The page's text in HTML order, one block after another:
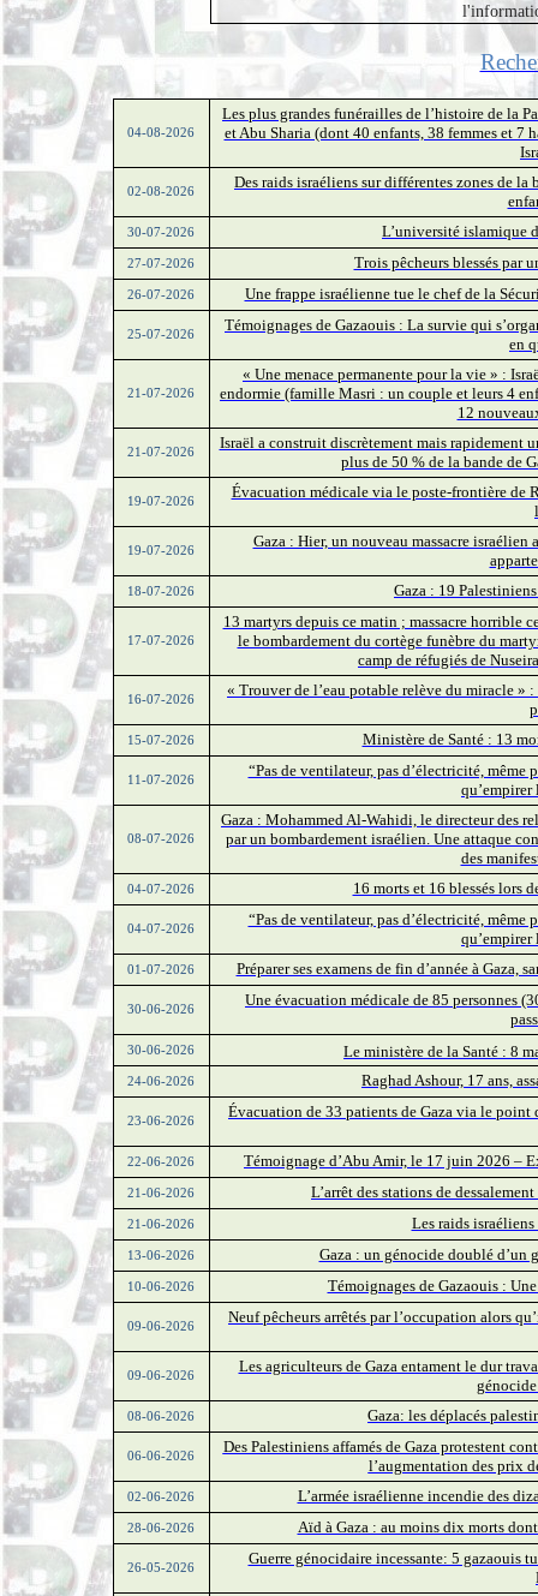
04-08-2026
Les plus grandes funérailles de l’histoire de la
et Abu Sharia (dont 40 enfants, 38 femmes et 7
02-08-2026
Des raids israéliens sur différentes zones de
30-07-2026 L’université islamique
27-07-2026 Trois pêcheurs blessés par
26-07-2026 Une frappe israélienne tue le chef de la
25-07-2026
Témoignages de Gazaouis : La survie qui
en
21-07-2026
« Une menace permanente pour la vie » :
endormie (famille Masri : un couple et leurs 4
12
21-07-2026
Israël a construit discrètement mais rapidement
plus de 50 % de la bande de
19-07-2026
Évacuation médicale via le poste-frontière de
19-07-2026
Gaza : Hier, un nouveau massacre
18-07-2026 Gaza : 19
17-07-2026
13 martyrs depuis ce matin ; massacre horrible
le bombardement du cortège funèbre du
camp de réfugiés de
16-07-2026
« Trouver de l’eau potable relève du miracle »
15-07-2026 Ministère de Santé : 13
11-07-2026
“Pas de ventilateur, pas d’électricité, même
08-07-2026
Gaza : Mohammed Al-Wahidi, le directeur des
par un bombardement israélien. Une attaque
des
04-07-2026 16 morts et 16 blessés lors
04-07-2026
“Pas de ventilateur, pas d’électricité, même
01-07-2026 Préparer ses examens de fin d’année à Gaza,
30-06-2026
Une évacuation médicale de 85 personnes
30-06-2026 Le ministère de la Santé : 8
24-06-2026 Raghad Ashour, 17 ans,
23-06-2026
Évacuation de 33 patients de Gaza via le point
22-06-2026 Témoignage d’Abu Amir, le 17 juin 2026 –
21-06-2026 L’arrêt des stations de
21-06-2026 Les raids
13-06-2026 Gaza : un génocide doublé d’un
10-06-2026 Témoignages de Gazaouis :
09-06-2026
Neuf pêcheurs arrêtés par l’occupation alors
09-06-2026
Les agriculteurs de Gaza entament le dur
08-06-2026 Gaza: les déplacés
06-06-2026
Des Palestiniens affamés de Gaza protestent
l’augmentation des prix
02-06-2026 L’armée israélienne incendie des
28-06-2026 Aïd à Gaza : au moins dix morts
26-05-2026
Guerre génocidaire incessante: 5 gazaouis